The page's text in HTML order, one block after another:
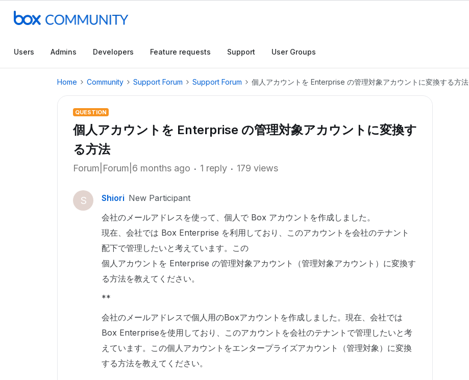
Users Admins Developers Feature requests Support User Groups
Home Community Support Forum Support Forum 個人アカウントを Enterprise の管理対象アカウントに変換する方法
QUESTION
個人アカウントを Enterprise の管理対象アカウントに変換す
る方法
Forum|Forum|6 months ago 1 reply 179 views
S Shiori New Participant
会社のメールアドレスを使って、個人で Box アカウントを作成しました。
現在、会社では Box Enterprise を利用しており、このアカウントを会社のテナント
配下で管理したいと考えています。この
個人アカウントを Enterprise の管理対象アカウント（管理対象アカウント）に変換す
る方法を教えてください。
**
会社のメールアドレスで個人用のBoxアカウントを作成しました。現在、会社では
Box Enterpriseを使用しており、このアカウントを会社のテナントで管理したいと考
えています。この個人アカウントをエンタープライズアカウント（管理対象）に変換
する方法を教えてください。